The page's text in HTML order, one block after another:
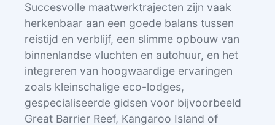
Succesvolle maatwerktrajecten zijn vaak
herkenbaar aan een goede balans tussen
reistijd en verblijf, een slimme opbouw van
binnenlandse vluchten en autohuur, en het
integreren van hoogwaardige ervaringen
zoals kleinschalige eco-lodges,
gespecialiseerde gidsen voor bijvoorbeeld
Great Barrier Reef, Kangaroo Island of